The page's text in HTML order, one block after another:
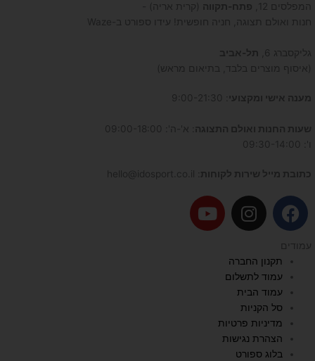
המפלסים 12,
פתח-תקווה (קרית אריה) -
חנות ואולם תצוגה, חניה חופשית! עידו ספורט ב-Waze
גליקסברג 6,
תל-אביב
(איסוף מוצרים בלבד, בתיאום מראש)
מענה אישי ומקצועי
שעות החנות ואולם התצוגה : א'-ה': 09:00-18:00
ו': 09:30-14:00
כתובת מייל שירות לקוחות
F
a
c
e
b
o
o
k
I
n
t
a
g
r
a
m
Y
o
עמודים
תקנון החברה
עמוד לתשלום
עמוד הבית
סל הקניות
מדיניות פרטיות
הצהרת נגישות
בלוג ספורט